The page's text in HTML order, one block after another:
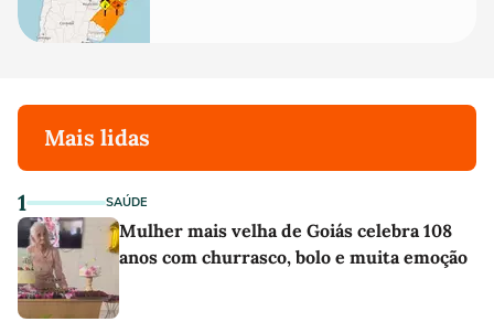
Mais lidas
1 SAÚDE
Mulher mais velha de Goiás celebra 108
anos com churrasco, bolo e muita emoção